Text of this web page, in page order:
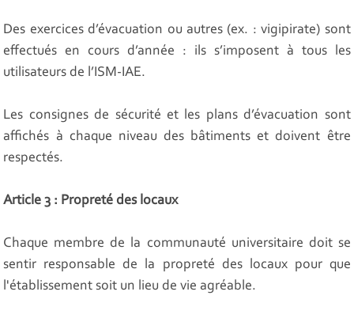
Des exercices d’évacuation ou autres (ex. : vigipirate) sont
effectués en cours d’année : ils s’imposent à tous les
utilisateurs de l’ISM-IAE.
Les consignes de sécurité et les plans d’évacuation sont
affichés à chaque niveau des bâtiments et doivent être
respectés.
Article 3 : Propreté des locaux
Chaque membre de la communauté universitaire doit se
sentir responsable de la propreté des locaux pour que
l'établissement soit un lieu de vie agréable.